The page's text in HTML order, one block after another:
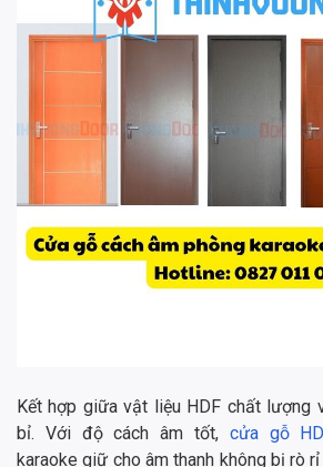
Kết hợp giữa vật liệu HDF chất lượng
bỉ. Với độ cách âm tốt, cửa gỗ
karaoke giữ cho âm thanh không bị rò